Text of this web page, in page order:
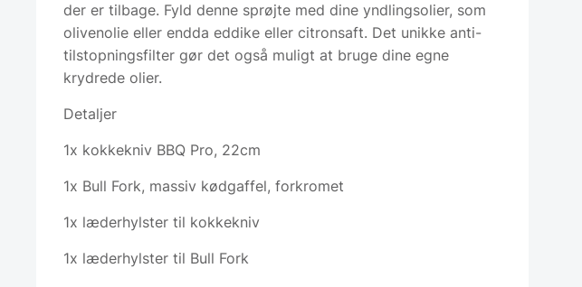
der er tilbage. Fyld denne sprøjte med dine yndlingsolier, som
olivenolie eller endda eddike eller citronsaft. Det unikke anti-
tilstopningsfilter gør det også muligt at bruge dine egne
krydrede olier.
Detaljer
1x kokkekniv BBQ Pro, 22cm
1x Bull Fork, massiv kødgaffel, forkromet
1x læderhylster til kokkekniv
1x læderhylster til Bull Fork